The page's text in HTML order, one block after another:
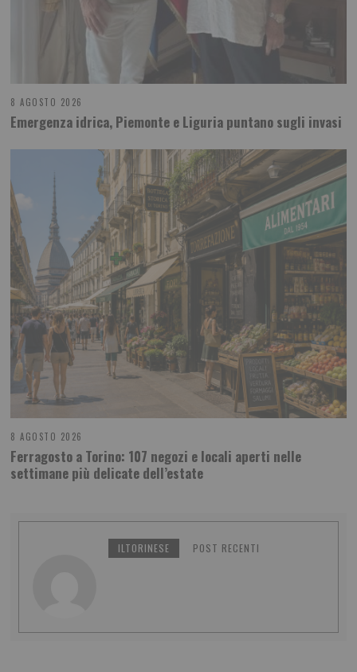
8 AGOSTO 2026
Emergenza idrica, Piemonte e Liguria puntano sugli invasi
8 AGOSTO 2026
Ferragosto a Torino: 107 negozi e locali aperti nelle
settimane più delicate dell’estate
ILTORINESE POST RECENTI